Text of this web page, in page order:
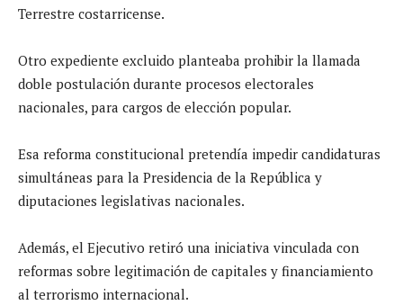
Terrestre costarricense.
Otro expediente excluido planteaba prohibir la llamada
doble postulación durante procesos electorales
nacionales, para cargos de elección popular.
Esa reforma constitucional pretendía impedir candidaturas
simultáneas para la Presidencia de la República y
diputaciones legislativas nacionales.
Además, el Ejecutivo retiró una iniciativa vinculada con
reformas sobre legitimación de capitales y financiamiento
al terrorismo internacional.